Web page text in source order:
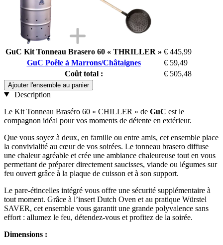
GuC Kit Tonneau Brasero 60 « THRILLER » € 445,99
GuC Poêle à Marrons/Châtaignes
€ 59,49
Coût total :
€ 505,48
Ajouter l'ensemble au panier
Description
Le Kit Tonneau Braséro 60 « CHILLER » de GuC est le
compagnon idéal pour vos moments de détente en extérieur.
Que vous soyez à deux, en famille ou entre amis, cet ensemble place
la convivialité au cœur de vos soirées. Le tonneau brasero diffuse
une chaleur agréable et crée une ambiance chaleureuse tout en vous
permettant de préparer directement saucisses, viande ou légumes sur
feu ouvert grâce à la plaque de cuisson et à son support.
Le pare-étincelles intégré vous offre une sécurité supplémentaire à
tout moment. Grâce à l’insert Dutch Oven et au pratique Würstel
SAVER, cet ensemble vous garantit une grande polyvalence sans
effort : allumez le feu, détendez-vous et profitez de la soirée.
Dimensions :